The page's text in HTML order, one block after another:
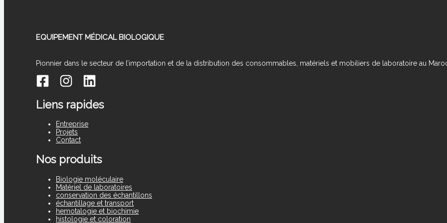
EQUIPEMENT MÉDICAL BIOLOGIQUE
Pionnier dans le secteur de l’importation et de la distribution des consommables, matériels et mobiliers de laboratoire au
Liens rapides
Entreprise
Projets
Contact
Nos produits
Biologie moléculaire
Matériel de laboratoires
conservation des échantillons
échantillage et transport
hemotalogie et biochimie
histologie et coloration